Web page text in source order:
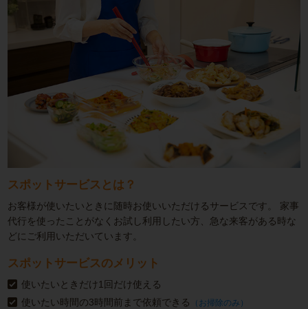
スポットサービスとは？
お客様が使いたいときに随時お使いいただけるサービスです。
家事
代行を使ったことがなくお試し利用したい方、急な来客がある時な
どにご利用いただいています。
スポットサービスのメリット
使いたいときだけ1回だけ使える
使いたい時間の3時間前まで依頼できる
（お掃除のみ）